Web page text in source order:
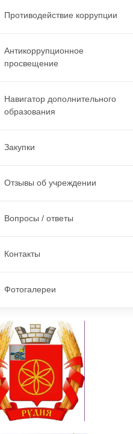
Противодействие коррупции
Антикоррупционное
просвещение
Навигатор дополнительного
образования
Закупки
Отзывы об учреждении
Вопросы / ответы
Контакты
Фотогалереи